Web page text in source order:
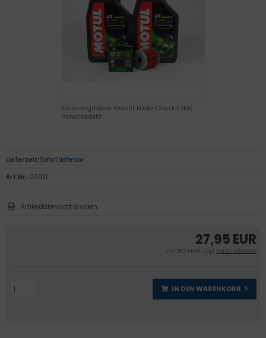
Für eine größere Ansicht klicken Sie auf das
Vorschaubild
27,95 EUR
inkl. 19 % MwSt. zzgl.Versandkosten
IN DEN WARENKORB
Lieferzeit: Sofort lieferbar
Art.Nr.: 20021
Artikeldatenblatt drucken